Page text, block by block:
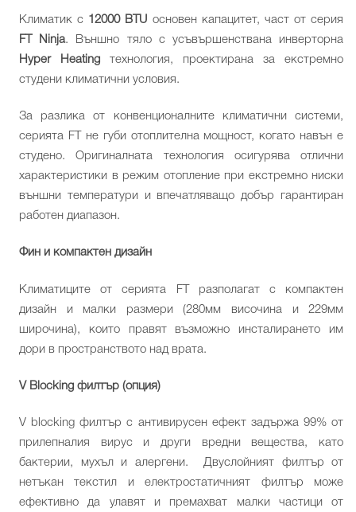
Климатик с 12000 BTU основен капацитет, част от серия
FT Ninja. Външно тяло с усъвършенствана инверторна
Hyper Heating технология, проектирана за екстремно
студени климатични условия.
За разлика от конвенционалните климатични системи,
серията FT не губи отоплителна мощност, когато навън е
студено. Оригиналната технология осигурява отлични
характеристики в режим отопление при екстремно ниски
външни температури и впечатляващо добър гарантиран
работен диапазон.
Фин и компактен дизайн
Климатиците от серията FT разполагат с компактен
дизайн и малки размери (280мм височина и 229мм
широчина), които правят възможно инсталирането им
дори в пространството над врата.
V Blocking филтър (опция)
V blocking филтър с антивирусен ефект задържа 99% от
прилепналия вирус и други вредни вещества, като
бактерии, мухъл и алергени. Двуслойният филтър от
нетъкан текстил и електростатичният филтър може
ефективно да улавят и премахват малки частици от